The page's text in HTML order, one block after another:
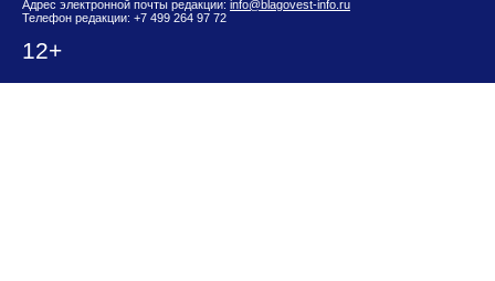
Адрес электронной почты редакции: info@blagovest-info.ru
Телефон редакции: +7 499 264 97 72
12+